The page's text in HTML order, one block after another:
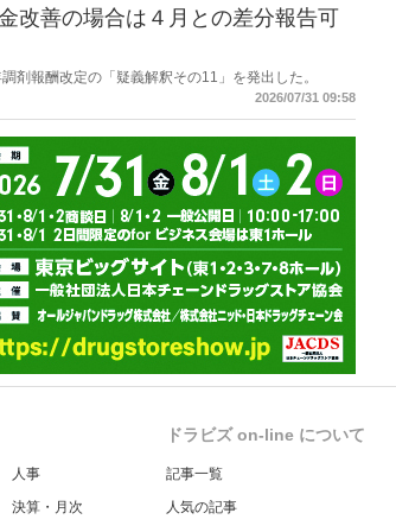
改善の場合は４月との差分報告可
剤報酬改定の「疑義解釈その11」を発出した。
2026/07/31 09:58
人事
決算・月次
ドラビズ on-line について
記事一覧
人気の記事